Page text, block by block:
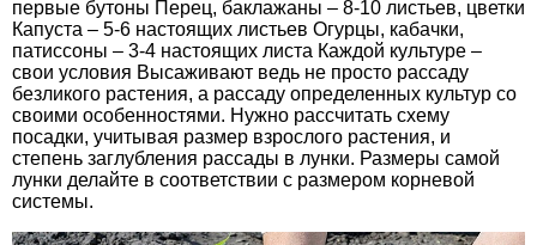
первые бутоны Перец, баклажаны – 8-10 листьев, цветки
Капуста – 5-6 настоящих листьев Огурцы, кабачки,
патиссоны – 3-4 настоящих листа Каждой культуре –
свои условия Высаживают ведь не просто рассаду
безликого растения, а рассаду определенных культур со
своими особенностями. Нужно рассчитать схему
посадки, учитывая размер взрослого растения, и
степень заглубления рассады в лунки. Размеры самой
лунки делайте в соответствии с размером корневой
системы.